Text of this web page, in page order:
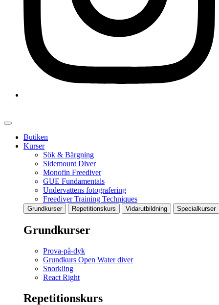
Butiken
Kurser
Sök & Bärgning
Sidemount Diver
Monofin Freediver
GUE Fundamentals
Undervattens fotografering
Freediver Training Techniques
Grundkurser Repetitionskurs Vidarutbildning Specialkurser
Grundkurser
Prova-på-dyk
Grundkurs Open Water diver
Snorkling
React Right
Repetitionskurs